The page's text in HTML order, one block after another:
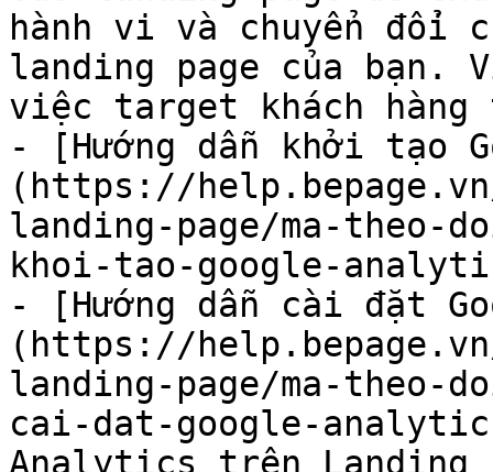
hành vi và chuyển đổi
landing page của bạn.
việc target khách hàng
- [Hướng dẫn khởi tạo
(https://
landing-page/ma-theo-
khoi-tao-google-
- [Hướng dẫn cài đặt
(https://
landing-page/ma-theo-
cai-dat-google-
Analytics trên Landing